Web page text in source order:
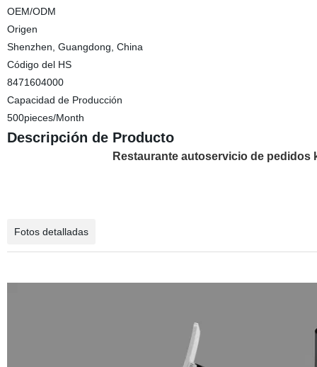
OEM/ODM
Origen
Shenzhen, Guangdong, China
Código del HS
8471604000
Capacidad de Producción
500pieces/Month
Descripción de Producto
Restaurante autoservicio de
Fotos detalladas